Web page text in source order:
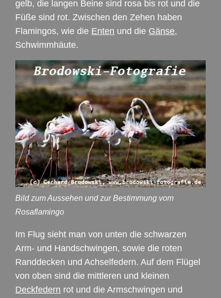
gelb, die langen Beine sind rosa bis rot und die
Füße sind rot. Zwischen den Zehen haben
Flamingos, wie die Enten und die Gänse,
Schwimmhäute.
Bild zum Aussehen und zur Bestimmung vom
Rosaflamingo
Im Flug sieht man von unten die schwarzen
Arm- und Handschwingen, sowie die roten
Randdecken und Achselfedern. Auf dem Flügel
von oben sind die mittleren und kleinen
Deckfedern rot und die Armschwingen und